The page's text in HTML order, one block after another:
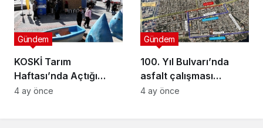
KOSKİ Tarım
Haftası’nda Açtığı
Stantta Su Tasarrufu
Gündem
4 ay önce
100. Yıl Bulvarı’nda
asfalt çalışması
gerçekleştirilecek
Gündem
4 ay önce